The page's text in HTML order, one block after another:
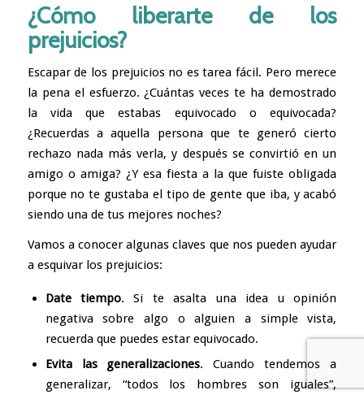
¿Cómo liberarte de los
prejuicios?
Escapar de los prejuicios no es tarea fácil. Pero merece
la pena el esfuerzo. ¿Cuántas veces te ha demostrado
la vida que estabas equivocado o equivocada?
¿Recuerdas a aquella persona que te generó cierto
rechazo nada más verla, y después se convirtió en un
amigo o amiga? ¿Y esa fiesta a la que fuiste obligada
porque no te gustaba el tipo de gente que iba, y acabó
siendo una de tus mejores noches?
Vamos a conocer algunas claves que nos pueden ayudar
a esquivar los prejuicios:
Date tiempo. Si te asalta una idea u opinión
negativa sobre algo o alguien a simple vista,
recuerda que puedes estar equivocado.
Evita las generalizaciones. Cuando tendemos a
generalizar, “todos los hombres son iguales”,